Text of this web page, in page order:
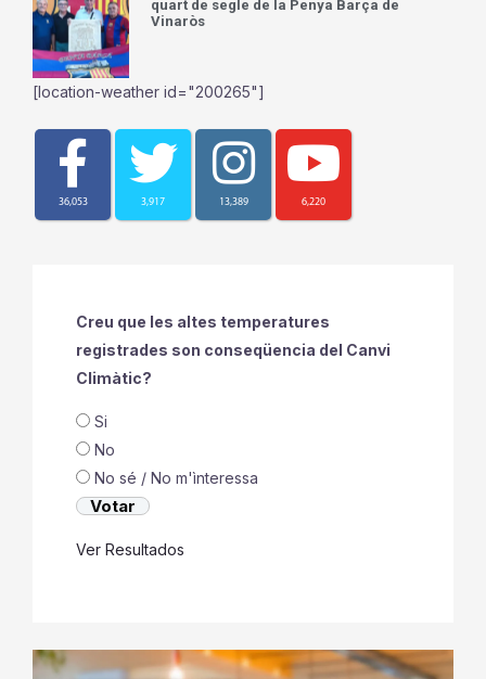
quart de segle de la Penya Barça de
Vinaròs
[location-weather id="200265"]
36,053 3,917 13,389 6,220
Creu que les altes temperatures
registrades son conseqüencia del Canvi
Climàtic?
Si
No
No sé / No m'ìnteressa
Ver Resultados